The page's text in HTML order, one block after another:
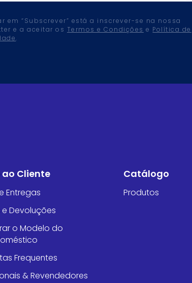
em “Subscrever” está a inscrever-se na nossa
e a aceitar os Termos e Condições e Política de
.
Cliente
Entregas
Devoluções
o Modelo do
Frequentes
& Revendedores
Catálogo
Produtos